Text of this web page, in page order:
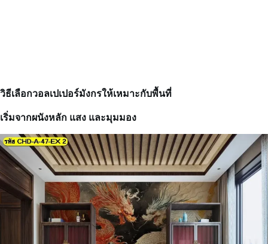
วิธีเลือกวอลเปเปอร์มังกรให้เหมาะกับพื้นที่
เริ่มจากผนังหลัก แสง และมุมมอง